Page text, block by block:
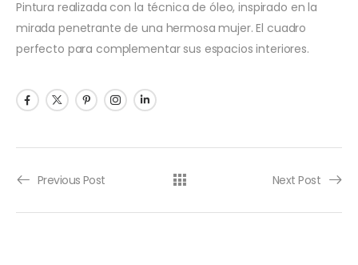
Pintura realizada con la técnica de óleo, inspirado en la
mirada penetrante de una hermosa mujer. El cuadro
perfecto para complementar sus espacios interiores.
Previous Post Next Post